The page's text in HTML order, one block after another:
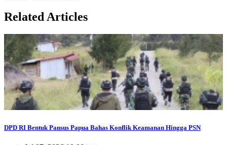
RelatedArticles
DPD RI Bentuk Pansus Papua Bahas Konflik Keamanan Hingga PSN